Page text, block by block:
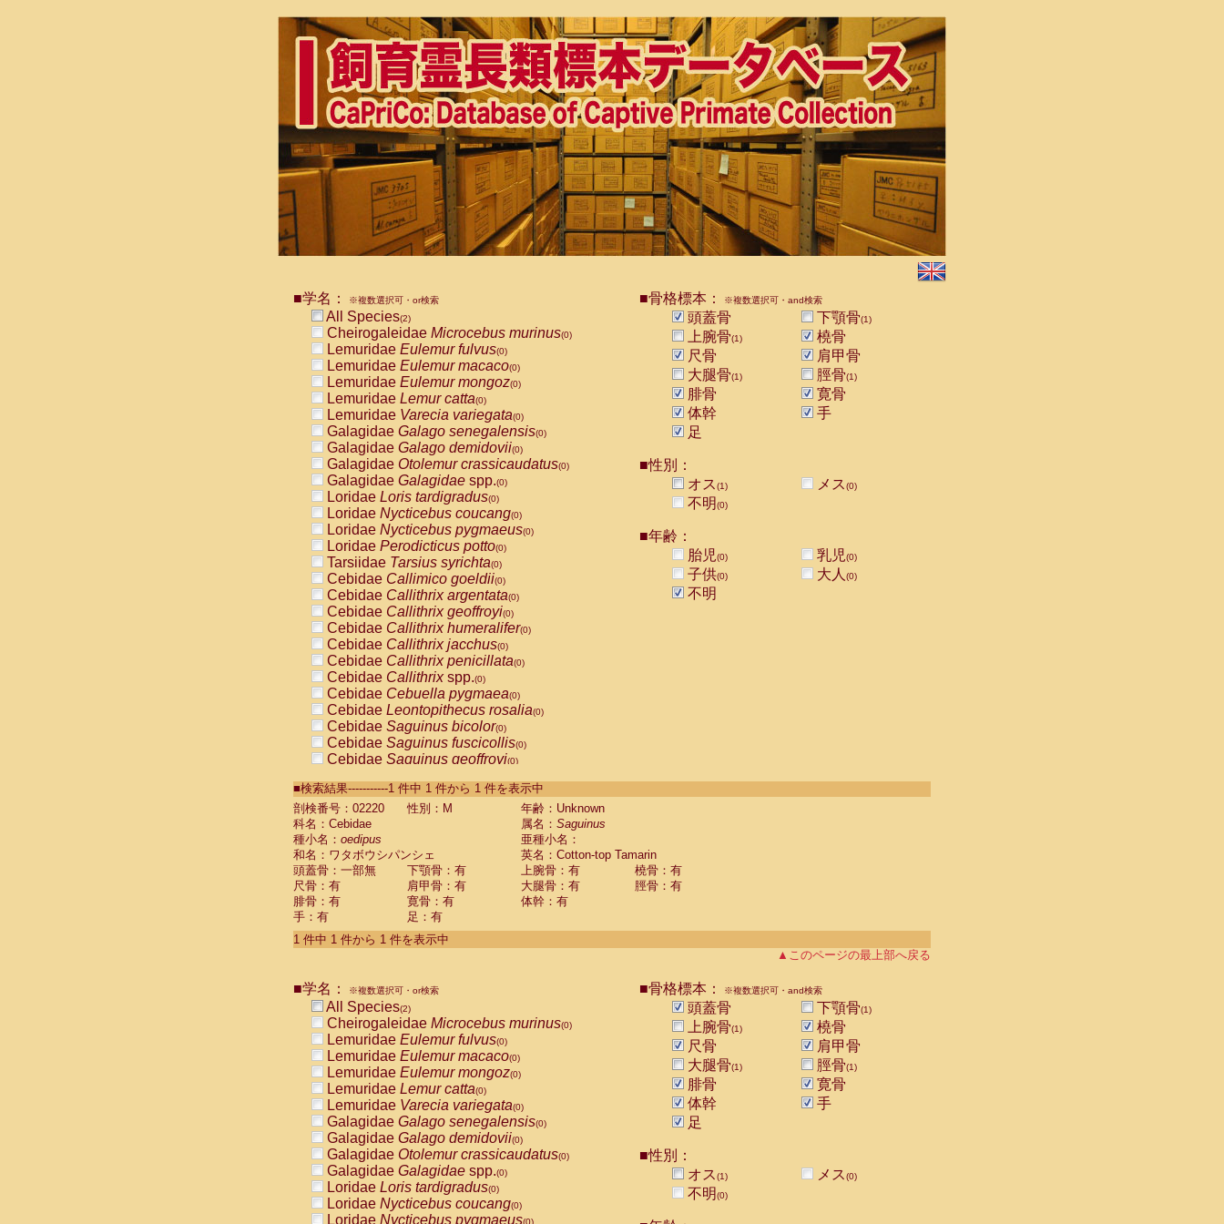
■学名： ※複数選択可・or検索
All Species(2)
Cheirogaleidae Microcebus murinus(0)
Lemuridae Eulemur fulvus(0)
Lemuridae Eulemur macaco(0)
Lemuridae Eulemur mongoz(0)
Lemuridae Lemur catta(0)
Lemuridae Varecia variegata(0)
Galagidae Galago senegalensis(0)
Galagidae Galago demidovii(0)
Galagidae Otolemur crassicaudatus(0)
Galagidae Galagidae spp.(0)
Loridae Loris tardigradus(0)
Loridae Nycticebus coucang(0)
Loridae Nycticebus pygmaeus(0)
Loridae Perodicticus potto(0)
Tarsiidae Tarsius syrichta(0)
Cebidae Callimico goeldii(0)
Cebidae Callithrix argentata(0)
Cebidae Callithrix geoffroyi(0)
Cebidae Callithrix humeralifer(0)
Cebidae Callithrix jacchus(0)
Cebidae Callithrix penicillata(0)
Cebidae Callithrixspp.(0)
Cebidae Cebuella pygmaea(0)
Cebidae Leontopithecus rosalia(0)
Cebidae Saguinus bicolor(0)
Cebidae Saguinus fuscicollis(0)
Cebidae Saguinus geoffroyi(0)
CebidaeSaguinus labiatus(0)
Cebidae Saguinus leucopus (0)
Cebidae
Cebidae
CebidaeSaguinus nigricollis (1)
Cebidae Saguinus oedipus
Cebidae Saguinus weddelli
Cebidae Saguinusspp.
Cebidae Aotus trivirgatus
Cebidae Cebus albifrons
CebidaeCebus nigrivittatus
CebidaeCebus
CebidaeSaimiri boliviensis(0)
CebidaeSaimiri sciureus(0)
AtelidaeAlouatta caraya(0)
AtelidaeAlouatta fusca(0)
AtelidaeAlouatta seniculus
AtelidaeAlouattaspp.(0)
AtelidaeAteles belzebuth(0)
AtelidaeAteles geoffroyi(0)
AtelidaeAteles paniscus(0)
AtelidaeAtelesspp.(0)
Atelidae Lagothrix lagothricha
AtelidaeLagothrix lagothricha cana
PitheciidaeCacajao calvus rubicundus
■骨格標本： ※複数選択可・and検索
頭蓋骨 下顎骨(1)
上腕骨(1)
橈骨
尺骨
肩甲骨
大腿骨(1) 脛骨(1)
腓骨
寛骨
体幹
手
足
■性別：
オス(1) メス(0)
不明(0)
■年齢：
胎児(0) 乳児(0)
子供(0) 大人 (0)
不明
■検索結果-----------1 件中 1 件から 1 件を表示中
剖検番号：02220
性別：M
年齢：Unknown
科名：Cebidae
属名： Saguinus
種小名： oedipus
亜種小名：
和名：ワタボウシパンシェ
英名：Cotton-top Tamarin
頭蓋骨：一部無
下顎骨：有 上腕骨：有
橈骨：有
尺骨：有
肩甲骨：有 大腿骨：有
脛骨：有
腓骨：有
寛骨：有
体幹：有
手：有
足：有
1 件中 1 件から 1 件を表示中
▲このページの最上部へ戻る
■学名： ※複数選択可・or検索
All Species(2)
Cheirogaleidae Microcebus murinus(0)
Lemuridae Eulemur fulvus(0)
Lemuridae Eulemur macaco(0)
Lemuridae Eulemur mongoz(0)
Lemuridae Lemur catta(0)
Lemuridae Varecia variegata(0)
Galagidae Galago senegalensis(0)
Galagidae Galago demidovii(0)
Galagidae Otolemur crassicaudatus(0)
Galagidae Galagidae spp.(0)
Loridae Loris tardigradus(0)
Loridae Nycticebus coucang(0)
Loridae Nycticebus pygmaeus(0)
■骨格標本： ※複数選択可・and検索
頭蓋骨 下顎骨(1)
上腕骨(1)
橈骨
尺骨
肩甲骨
大腿骨(1) 脛骨(1)
腓骨
寛骨
体幹
手
足
■性別：
オス(1) メス(0)
不明(0)